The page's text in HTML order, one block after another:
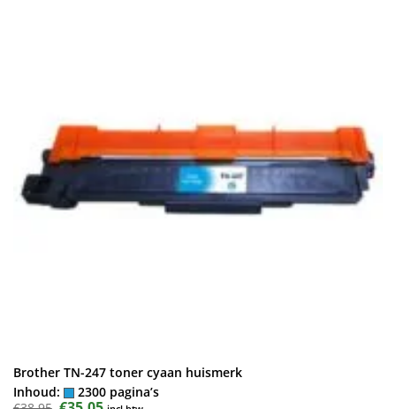
Brother TN-247 toner cyaan huismerk
Inhoud:
2300 pagina’s